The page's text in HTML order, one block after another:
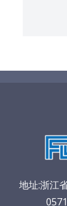
地址:浙江